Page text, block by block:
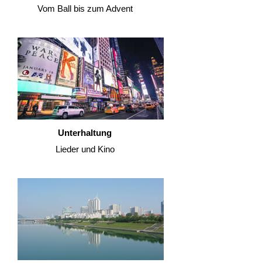
Vom Ball bis zum Advent
Unterhaltung
Lieder und Kino